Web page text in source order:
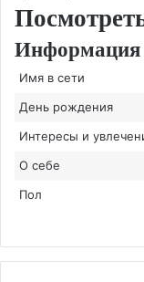
Информация
Имя в сети
День рождения
Интересы и
О себе
Пол